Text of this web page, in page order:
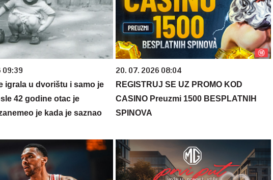
09:39
igrala u dvorištu i samo je
42 godine otac je
je kada je saznao
20. 07. 2026 08:04
REGISTRUJ SE UZ PROMO KOD
CASINO Preuzmi 1500 BESPLATNIH
SPINOVA